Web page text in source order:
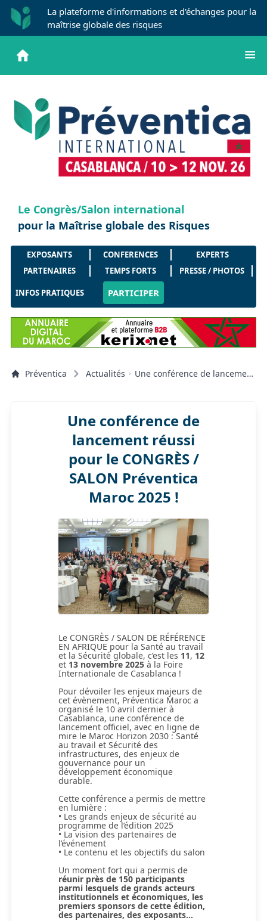
La plateforme d'informations et d'échanges pour la
maîtrise globale des risques
Le Congrès/Salon international
pour la Maîtrise globale des Risques
EXPOSANTS CONFERENCES
EXPERTS
PARTENAIRES
TEMPS FORTS PRESSE / PHOTOS
INFOS PRATIQUES PARTICIPER
Préventica Actualités
Une conférence de lancement
Une conférence de
lancement réussi
pour le CONGRÈS /
SALON Préventica
Maroc 2025 !
Le CONGRÈS / SALON DE RÉFÉRENCE
EN AFRIQUE pour la Santé au travail
et la Sécurité globale, c’est les 11, 12
et13 novembre 2025à la Foire
Internationale de Casablanca !
Pour dévoiler les enjeux majeurs de
cet évènement, Préventica Maroc a
organisé le 10 avril dernier à
Casablanca, une conférence de
lancement officiel, avec en ligne de
mire le Maroc Horizon 2030 : Santé
au travail et Sécurité des
infrastructures, des enjeux de
gouvernance pour un
développement économique
durable.
Cette conférence a permis de mettre
en lumière :
• Les grands enjeux de sécurité au
programme de l’édition 2025
• La vision des partenaires de
l’événement
• Le contenu et les objectifs du salon
Un moment fort qui a permis de
réunir près de 150 participants
parmi lesquels de grands acteurs
institutionnels et économiques, les
premiers sponsors de cette édition,
des partenaires, des exposants...